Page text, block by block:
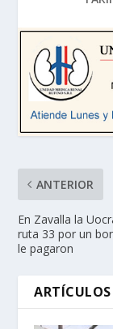
ANTERIOR
En Zavalla la
ruta 33 por un
le pagaron